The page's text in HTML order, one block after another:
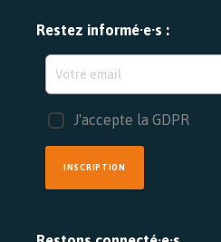
Restez informé·e·s :
J'accepte la GDPR
INSCRIPTION